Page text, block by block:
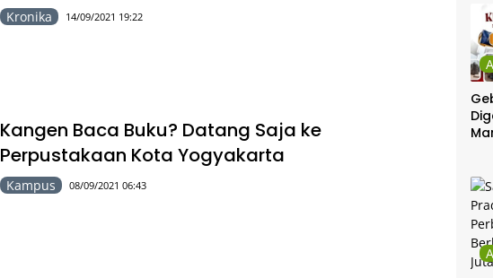
Kronika 14/09/2021 19:22
Kangen Baca Buku? Datang Saja ke
Perpustakaan Kota Yogyakarta
Kampus 08/09/2021 06:43